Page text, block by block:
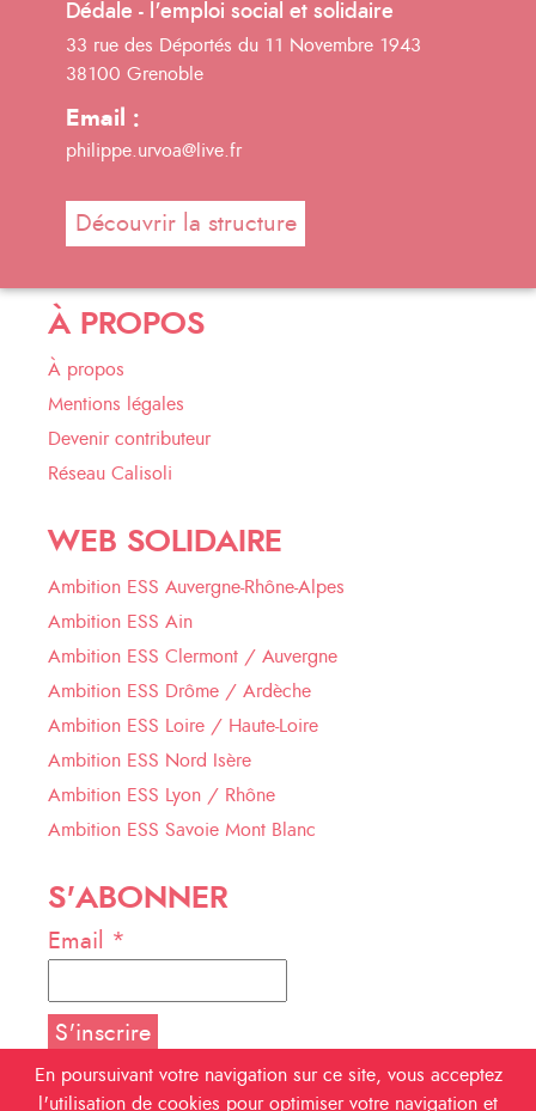
Dédale - l'emploi social et solidaire
33 rue des Déportés du 11 Novembre 1943
38100 Grenoble
Email :
philippe.urvoa@live.fr
Découvrir la structure
À PROPOS
À propos
Mentions légales
Devenir contributeur
Réseau Calisoli
WEB SOLIDAIRE
Ambition ESS Auvergne-Rhône-Alpes
Ambition ESS Ain
Ambition ESS Clermont / Auvergne
Ambition ESS Drôme / Ardèche
Ambition ESS Loire / Haute-Loire
Ambition ESS Nord Isère
Ambition ESS Lyon / Rhône
Ambition ESS Savoie Mont Blanc
S'ABONNER
Email *
En poursuivant votre navigation sur ce site, vous acceptez
l'utilisation de cookies pour optimiser votre navigation et